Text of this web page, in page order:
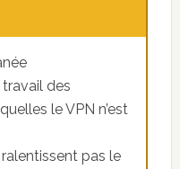
des
le VPN n’est
pas le